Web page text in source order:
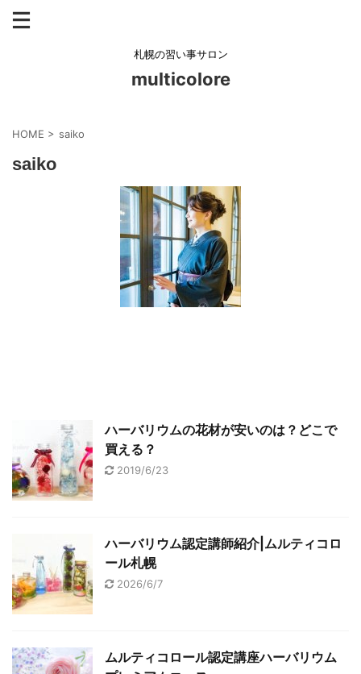
札幌の習い事サロン
multicolore
HOME > saiko
saiko
ハーバリウムの花材が安いのは？どこで
買える？
2019/6/23
ハーバリウム認定講師紹介|ムルティコロ
ール札幌
2026/6/7
ムルティコロール認定講座ハーバリウム